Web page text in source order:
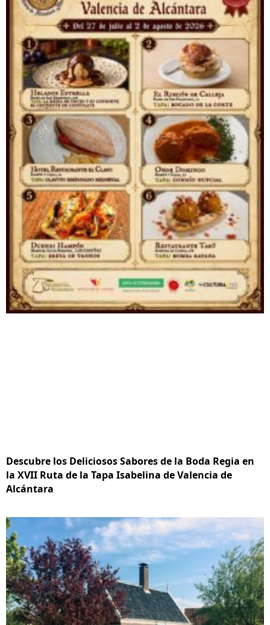
Descubre los Deliciosos Sabores de la Boda Regia en
la XVII Ruta de la Tapa Isabelina de Valencia de
Alcántara